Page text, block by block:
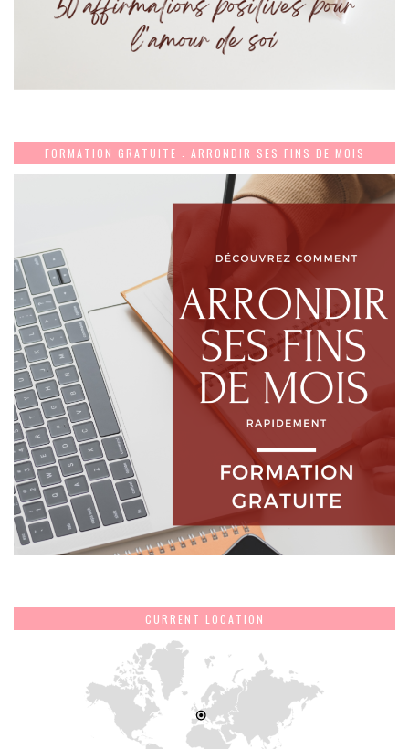
FORMATION GRATUITE : ARRONDIR SES FINS DE MOIS
CURRENT LOCATION